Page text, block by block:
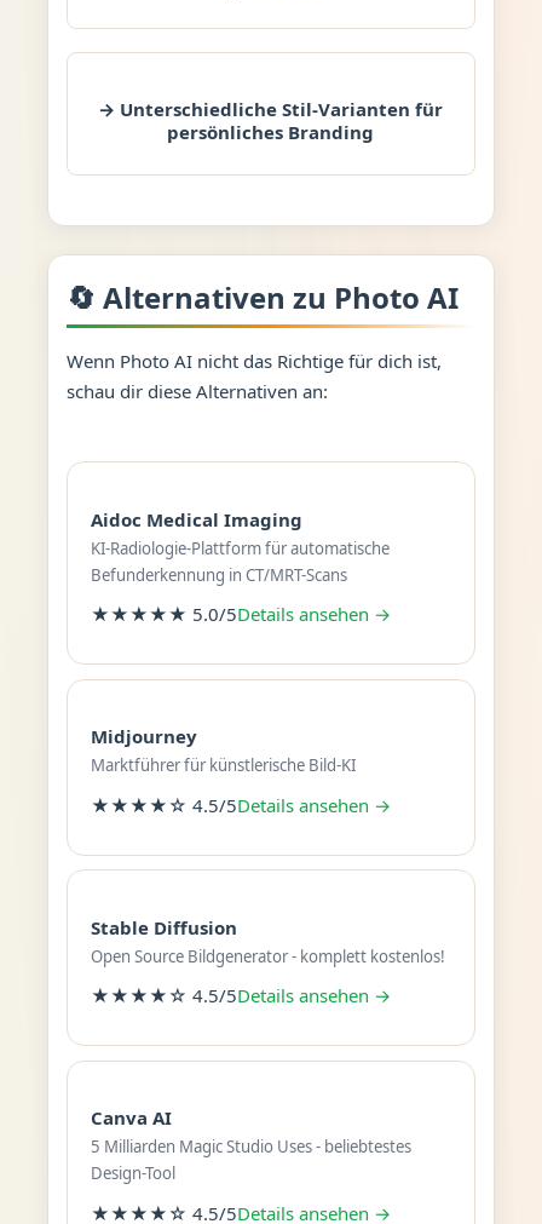
→ Unterschiedliche Stil-Varianten für
persönliches Branding
🔄 Alternativen zu Photo AI
Wenn Photo AI nicht das Richtige für dich ist,
schau dir diese Alternativen an:
Aidoc Medical Imaging
KI-Radiologie-Plattform für automatische
Befunderkennung in CT/MRT-Scans
★★★★★ 5.0/5Details ansehen →
Midjourney
Marktführer für künstlerische Bild-KI
★★★★☆ 4.5/5Details ansehen →
Stable Diffusion
Open Source Bildgenerator - komplett kostenlos!
★★★★☆ 4.5/5Details ansehen →
Canva AI
5 Milliarden Magic Studio Uses - beliebtestes
Design-Tool
★★★★☆ 4.5/5Details ansehen →